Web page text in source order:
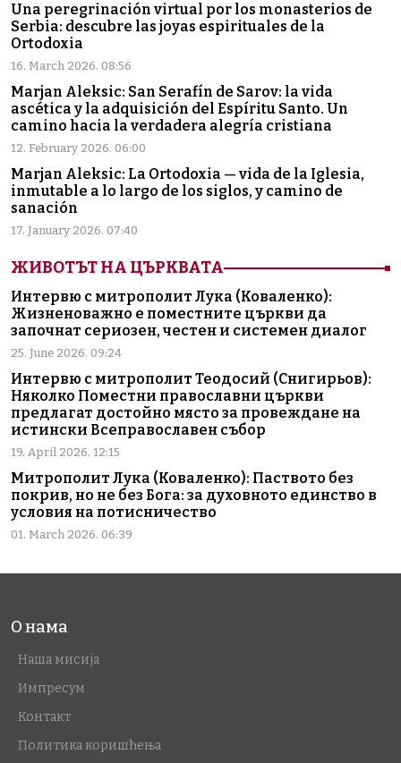
Una peregrinación virtual por los monasterios de
Serbia: descubre las joyas espirituales de la
Ortodoxia
16. March 2026. 08:56
Marjan Aleksic: San Serafín de Sarov: la vida
ascética y la adquisición del Espíritu Santo. Un
camino hacia la verdadera alegría cristiana
12. February 2026. 06:00
Marjan Aleksic: La Ortodoxia — vida de la Iglesia,
inmutable a lo largo de los siglos, y camino de
sanación
17. January 2026. 07:40
ЖИВОТЪТ НА ЦЪРКВАТА
Интервю с митрополит Лука (Коваленко):
Жизненоважно е поместните църкви да
започнат сериозен, честен и системен диалог
25. June 2026. 09:24
Интервю с митрополит Теодосий (Снигирьов):
Няколко Поместни православни църкви
предлагат достойно място за провеждане на
истински Всеправославен събор
19. April 2026. 12:15
Митрополит Лука (Коваленко): Паството без
покрив, но не без Бога: за духовното единство в
условия на потисничество
01. March 2026. 06:39
О нама
Наша мисија
Импресум
Контакт
Политика коришћења